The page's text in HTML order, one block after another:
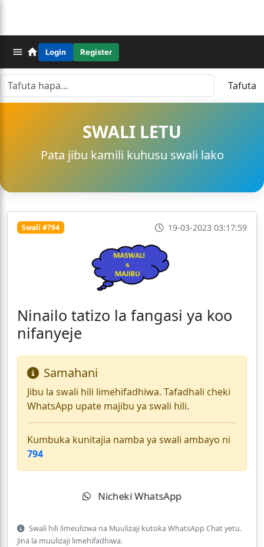
Login Register
Tafuta
SWALI LETU
Pata jibu kamili kuhusu swali lako
Swali #794 19-03-2023 03:17:59
Ninailo tatizo la fangasi ya koo
nifanyeje
Samahani
Jibu la swali hili limehifadhiwa. Tafadhali cheki
WhatsApp upate majibu ya swali hili.
Kumbuka kunitajia namba ya swali ambayo ni
794
Nicheki WhatsApp
Swali hili limeulizwa na Muulizaji kutoka WhatsApp Chat yetu.
Jina la muulizaji limehifadhiwa.